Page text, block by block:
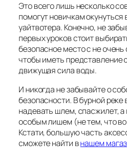
Это всего лишь несколько
помогут новичкам
уайтвотера. Конечно, не
первых уроков стоит
безопасное место с не
чтобы иметь представление
движущая сила воды.
И никогда не забывайте о
безопасности. В бурной реке
надевать шлем, спасжилет, а
особым лишем (не тем, что
Кстати, большую часть
сможете найти внашем